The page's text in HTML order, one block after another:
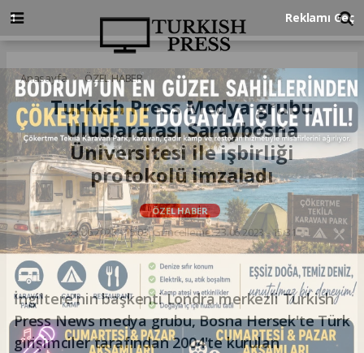
Anasayfa ÖZEL HABER
Turkish Press Medya grubu
Uluslararası Saraybosna
Üniversitesi ile işbirliği
protokolü imzaladı
ÖZEL HABER
23.06.2023 - 15:03, Güncelleme: 23.06.2023 - 15:31
İngiltere'nin başkenti Londra merkezli Turkish
Press News medya grubu, Bosna Hersek'te Türk
girişimciler tarafından 2004'te kurulan